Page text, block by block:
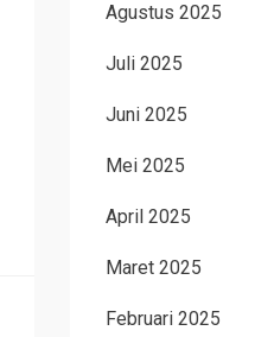
Agustus 2025
Juli 2025
Juni 2025
Mei 2025
April 2025
Maret 2025
Februari 2025